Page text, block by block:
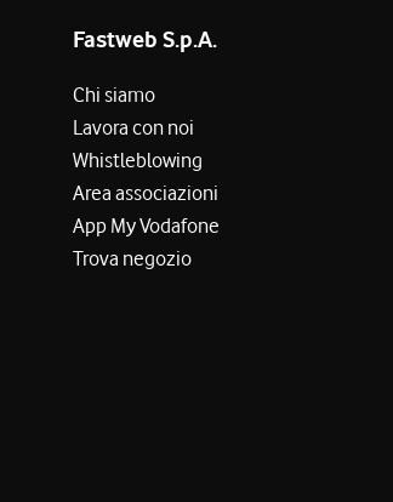
Fastweb S.p.A.
Chi siamo
Lavora con noi
Whistleblowing
Area associazioni
App My Vodafone
Trova negozio